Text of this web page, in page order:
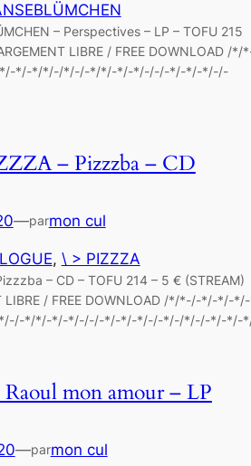
– Perspectives – LP – TOFU 215
LIBRE / FREE DOWNLOAD /*/
*/-*/*/-/*/-/-*/*/-*/-*/-/-/-*/-*/-*/-/-
– Pizzzba – CD
—parmon cul
, \ > PIZZZA
– CD – TOFU 214 – 5 € (STREAM)
LIBRE / FREE DOWNLOAD /*/*-/-*/-*/-
*/*/-*/-*/-/-/-*/-*/-*/-/-*/-/*/-/-*/-*/-
mon amour – LP
—parmon cul